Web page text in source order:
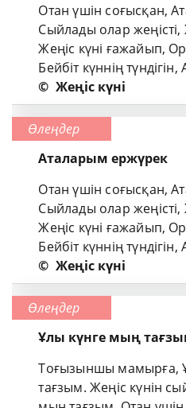
Отан үшін соғысқан,
Сыйлады олар жеңісті,
Жеңіс күні ғажайып,
Бейбіт күннің
©Жеңіс күні
Өлеңдер
Аталарым ержүрек
Отан үшін соғысқан,
Сыйлады олар жеңісті,
Жеңіс күні ғажайып,
Бейбіт күннің
©Жеңіс күні
Өлеңдер
Ұлы күнге мың
Тоғызыншы мамырға,
тағзым. Жеңіс күнін